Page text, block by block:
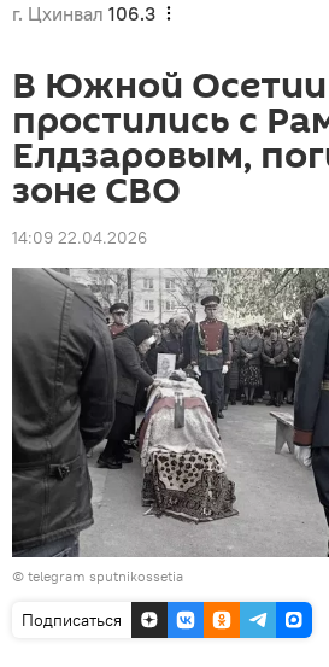
г. Цхинвал 106.3
В Южной Осетии
простились с
Елдзаровым,
зоне СВО
14:09 22.04.2026
© telegram sputnikossetia
Подписаться